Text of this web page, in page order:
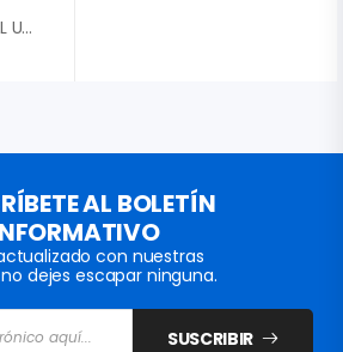
ANTENA SECTORIAL UBIQUITI 19 DBI 5.8 GHZ 120║ DUAL POLARIDAD AM-5G19-120
AL BOLETÍN
con nuestras
dejes escapar ninguna.
SUSCRIBIR